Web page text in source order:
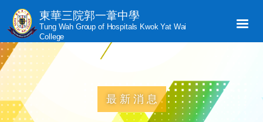
東華三院郭一葦中學
Tung Wah Group of Hospitals Kwok Yat Wai
College
最新消息